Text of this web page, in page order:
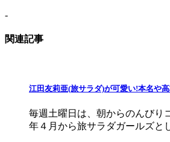
-
関連記事
江田友莉亜(旅サラダ)が可愛い!本名や
毎週土曜日は、朝からのんびり
年４月から旅サラダガールズと